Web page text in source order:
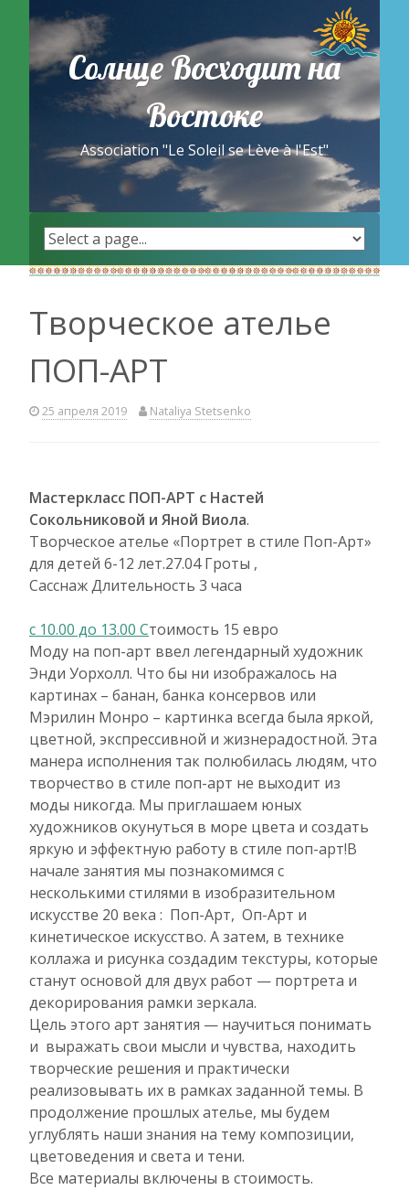
content
Солнце Восходит на
Востоке
Association "Le Soleil se Lève à l'Est"
Творческое ателье
ПОП-АРТ
25 апреля 2019 Nataliya Stetsenko
Мастеркласс ПОП-АРТ с Настей
Сокольниковой и Яной Виола.
Творческое ателье «Портрет в стиле Поп-Арт»
для детей 6-12 лет.27.04 Гроты ,
Сасснаж Длительность 3 часа
с 10.00 до 13.00 Стоимость 15 евро
Моду на поп-арт ввел легендарный художник
Энди Уорхолл. Что бы ни изображалось на
картинах – банан, банка консервов или
Мэрилин Монро – картинка всегда была яркой,
цветной, экспрессивной и жизнерадостной. Эта
манера исполнения так полюбилась людям, что
творчество в стиле поп-арт не выходит из
моды никогда. Мы приглашаем юных
художников окунуться в море цвета и создать
яркую и эффектную работу в стиле поп-арт!В
начале занятия мы познакомимся с
несколькими стилями в изобразительном
искусстве 20 века : Поп-Арт, Оп-Арт и
кинетическое искусство. А затем, в технике
коллажа и рисунка создадим текстуры, которые
станут основой для двух работ — портрета и
декорирования рамки зеркала.
Цель этого арт занятия — научиться понимать
и выражать свои мысли и чувства, находить
творческие решения и практически
реализовывать их в рамках заданной темы. В
продолжение прошлых ателье, мы будем
углублять наши знания на тему композиции,
цветоведения и света и тени.
Все материалы включены в стоимость.